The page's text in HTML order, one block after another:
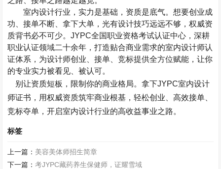
室内设计行业，实力是基础，资质是底气。想要创业成
功、接单不断、拿下大单，光有设计技巧远远不够，权威资
质背书必不可少。JYPC全国职业资格考试认证中心，深耕
职业认证领域二十余年，打造贴合商业需求的室内设计师认
证体系，为设计师创业、接单、竞标提供全方位赋能，让你
的专业实力被看见、被认可。
别让资质短板，限制你的商业格局。拿下JYPC室内设计
师证书，用权威资质筑牢商业根基，轻松创业、高效接单、
竞标夺单，开启室内设计行业的高收益事业之路。
标签
上一篇： 美容美体师招生简章
下一篇：考JYPC藏药养生保健师，证耀雪域